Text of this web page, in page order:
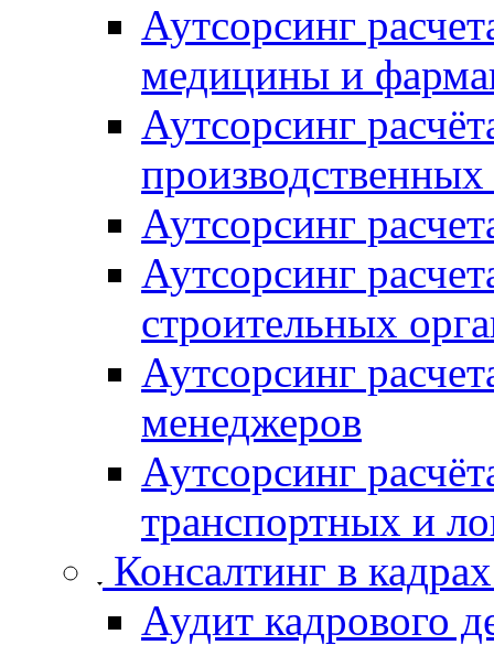
Аутсорсинг
медицины и
Аутсорсинг
Аутсорсинг
Аутсорсинг
строительных
Аутсорсинг
менеджеров
Аутсорсинг
транспортных и
Консалтинг в
Аудит кадрового